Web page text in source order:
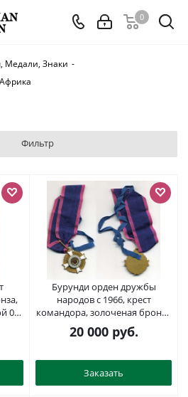
0
Медали, Знаки -
Африка
Фильтр
00-
Бурунди орден дружбы
народов с 1966, крест
командора, золоченая бронза
с эмалью, на оригинальной
шейной ленте 00-704-08
20 000руб.
Заказать